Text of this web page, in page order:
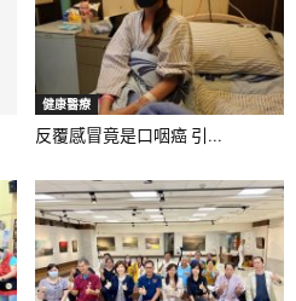
健康醫療
反覆感冒竟是口咽癌 引...